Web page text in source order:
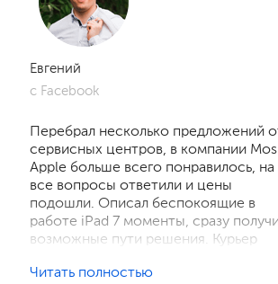
Евгений
с Facebook
Перебрал несколько предложений
сервисных центров, в компании Mos
Apple больше всего понравилось, на
все вопросы ответили и цены
подошли. Описал беспокоящие в
работе iPad 7 моменты, сразу
возможные пути решения. Курьер
отзвонились по итогам осмотра,
Читать полностью